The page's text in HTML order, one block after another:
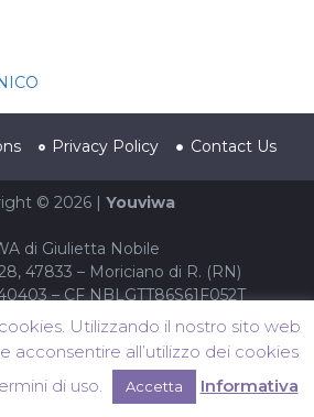
Privacy Policy Contact Us
© 2026 | Youviwa
di Giulietta Nobile
47833 – Moriciano di R. (RN)
– CF NBLGTT86S61F052T
Utilizzando il nostro sito web
acconsentire all’utilizzo dei cookies
di uso.
Accetta Informativa